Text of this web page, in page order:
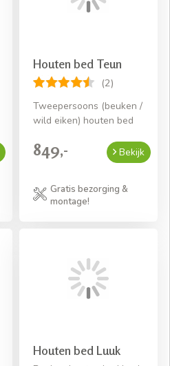
Houten bed Teun
(2)
Tweepersoons (beuken /
wild eiken) houten bed
849,- Bekijk
Gratis bezorging &
montage!
Houten bed Luuk